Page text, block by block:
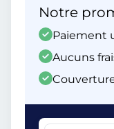
Notre
Paiement
Aucuns